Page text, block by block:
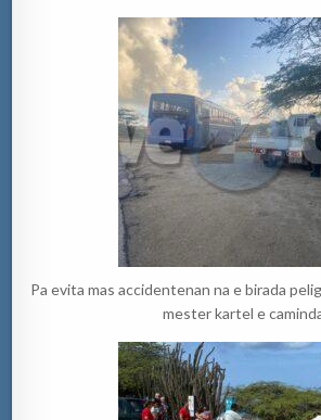
Pa evita mas accidentenan na e birada
mester kartel e